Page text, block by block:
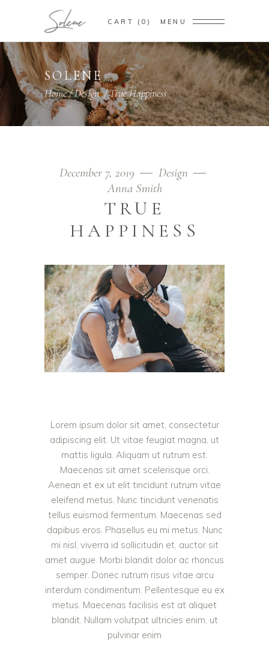
CART 0 MENU
SOLENE
Home/Design/True Happiness
December 7, 2019
Design
Anna Smith
TRUE
HAPPINESS
Lorem ipsum dolor sit amet, consectetur
adipiscing elit. Ut vitae feugiat magna, ut
mattis ligula. Aliquam ut rutrum est.
Maecenas sit amet scelerisque orci.
Aenean et ex ut elit tincidunt rutrum vitae
eleifend metus. Nunc tincidunt venenatis
tellus euismod fermentum. Maecenas sed
dapibus eros. Phasellus eu mi metus. Nunc
mi nisl, viverra id sollicitudin et, auctor sit
amet augue. Morbi blandit dolor ac rhoncus
semper. Donec rutrum risus vitae arcu
interdum condimentum. Pellentesque eu ex
metus. Maecenas facilisis est at aliquet
blandit. Nullam volutpat ultricies enim, ut
pulvinar enim